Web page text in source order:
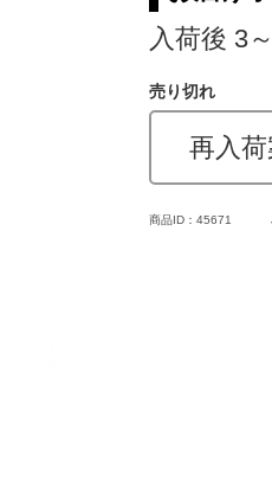
入荷後 3
売り切れ
再入
商品ID：45671